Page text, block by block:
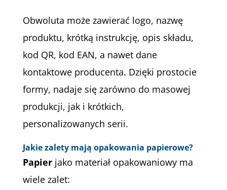
Obwoluta może zawierać logo, nazwę
produktu, krótką instrukcję, opis składu,
kod QR, kod EAN, a nawet dane
kontaktowe producenta. Dzięki prostocie
formy, nadaje się zarówno do masowej
produkcji, jak i krótkich,
personalizowanych serii.
Jakie zalety mają opakowania papierowe?
Papierjako materiał opakowaniowy ma
wiele zalet: